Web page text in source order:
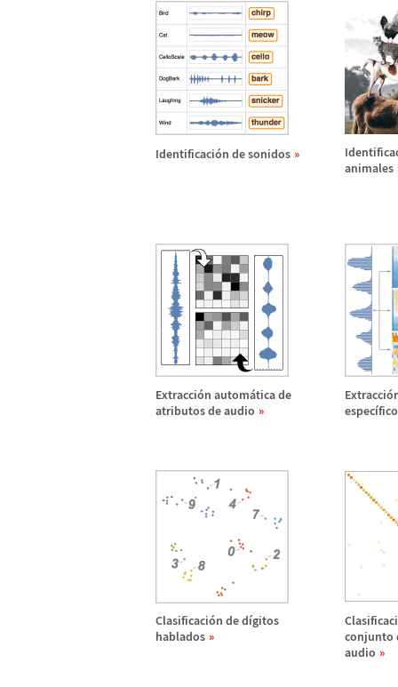
Identificación de sonidos
animales
Extracción automática de
atributos de audio
Extracció
específico
Clasificación de dígitos
hablados
Clasificaci
conjunto
audio